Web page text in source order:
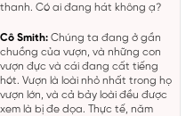
thanh. Có ai đang hát không ạ?
Cô Smith: Chúng ta đang ở gần
chuồng của vượn, và những con
vượn đực và cái đang cất tiếng
hót. Vượn là loài nhỏ nhất trong họ
vượn lớn, và cả bảy loài đều được
xem là bị đe dọa. Thực tế, năm